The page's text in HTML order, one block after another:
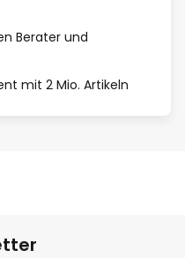
Berater und
mit 2 Mio. Artikeln